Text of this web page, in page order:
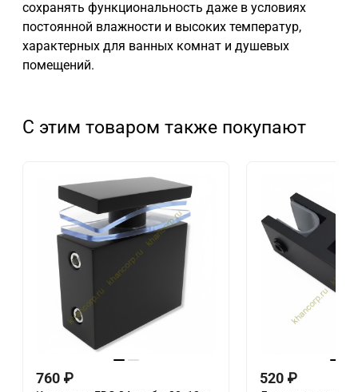
сохранять функциональность даже в условиях
постоянной влажности и высоких температур,
характерных для ванных комнат и душевых
помещений.
С этим товаром также покупают
760 ₽ 520 ₽